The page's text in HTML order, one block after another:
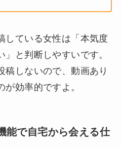
している女性は「本気度
と判断しやすいです。
稿しないので、動画あり
効率的ですよ。
能で自宅から会える仕